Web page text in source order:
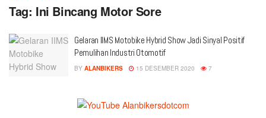
Tag: Ini Bincang Motor Sore
Gelaran IIMS Motobike Hybrid Show Jadi Sinyal Positif
Pemulihan Industri Otomotif
BY ALANBIKERS 15 DESEMBER 2020 7